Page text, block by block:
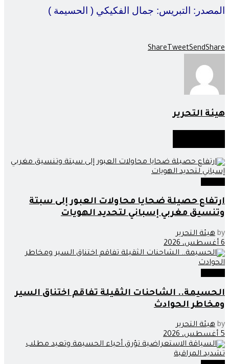
المصدر: التبريس: جمال الفكيكي ( الحسيمة )
ShareTweetSendShare
هيئة التحرير
ارتفاع حصيلة ضحايا محاولات العبور إلى سبتة
وتنسيق مغربي إسباني لتحديد الهويات
by هيئة التحرير
6 أغسطس، 2026
الحسيمة.. الشاحنات الثقيلة تفاقم اختناق السير
ومخاطر الحوادث
by هيئة التحرير
5 أغسطس، 2026